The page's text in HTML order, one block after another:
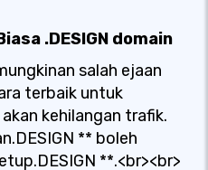
.DESIGN domain
salah ejaan
terbaik untuk
kehilangan trafik.
** boleh
**.<br><br>